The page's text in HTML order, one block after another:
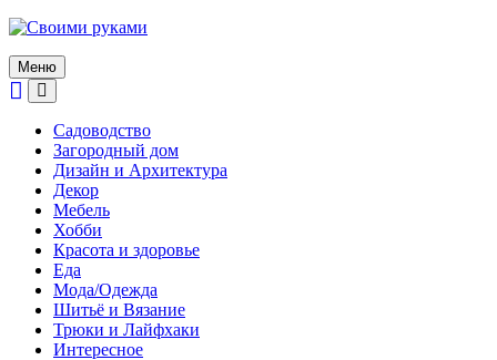
Skip
content
Меню
Садоводство
Загородный дом
Дизайн и Архитектура
Декор
Мебель
Хобби
Красота и здоровье
Еда
Мода/Одежда
Шитьё и Вязание
Трюки и Лайфхаки
Интересное